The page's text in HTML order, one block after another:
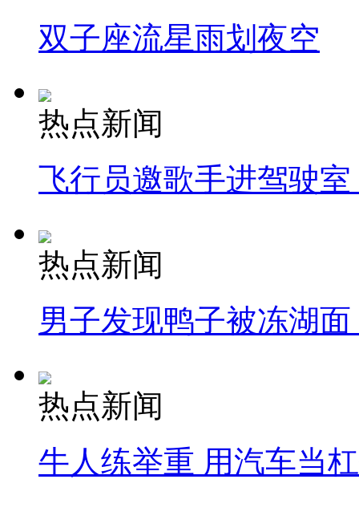
双子座流星雨划夜空
热点新闻
飞行员邀歌手进驾驶
热点新闻
男子发现鸭子被冻湖
热点新闻
牛人练举重 用汽车当